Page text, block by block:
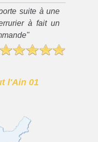
suite à une
à fait un
l'Ain 01